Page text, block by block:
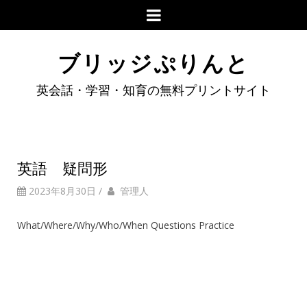
ブリッジぷりんと
英会話・学習・知育の無料プリントサイト
英語 疑問形
2023年8月30日 / 管理人
What/Where/Why/Who/When Questions Practice